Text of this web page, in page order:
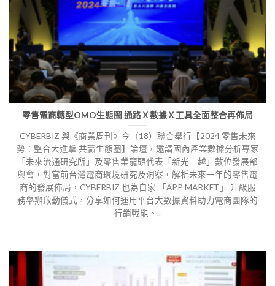
零售電商轉型OMO生態圈 通路Ｘ數據Ｘ工具全面整合再佈局
CYBERBIZ 與《商業周刊》今（18）聯合舉行【2024 零售未來
勢：整合大進擊 共贏生態圈】論壇，邀請國內產業數據分析專家
「未來流通研究所」及零售業龍頭代表「新光三越」數位發展部
與會，對當前台灣電商環境研究及洞察，解析未來一年的零售電
商的發展佈局，CYBERBIZ 也為自家 「APP MARKET」 升級服
務舉辦啟動儀式，分享如何運用平台大數據資料助力電商團隊的
行銷戰能。..